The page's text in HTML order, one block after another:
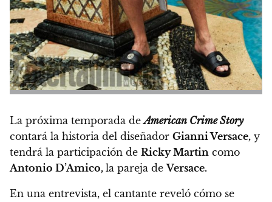
La próxima temporada deAmerican Crime Story
contará la historia del diseñador Gianni Versace, y
tendrá la participación de Ricky Martin como
Antonio D’Amico, la pareja deVersace.
En una entrevista, el cantante reveló cómo se